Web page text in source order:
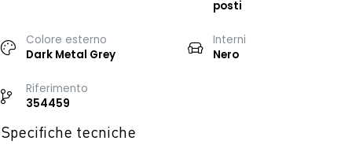
posti
Colore esterno
Dark Metal Grey
Interni
Nero
Riferimento
354459
Specifiche tecniche